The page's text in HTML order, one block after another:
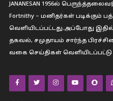
JANANESAN 1956ல்
Fortnithy – மனிதர்கள் படிக்கும்
வெளியிடப்பட்டது.அப்போது
தகவல், சமுதாயம் சார்ந்த
வகை செய்திகள் வெளியிடப்பட்டு